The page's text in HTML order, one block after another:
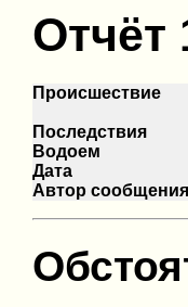
Отчёт
Происшествие
Последствия
Водоем
Дата
Автор